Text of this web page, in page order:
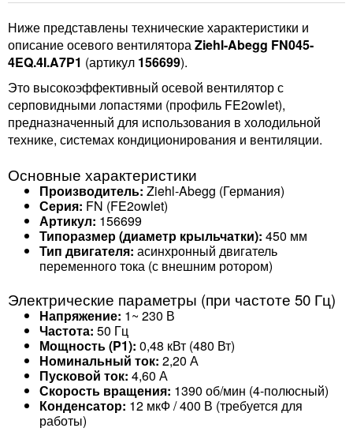
Ниже представлены технические характеристики и
описание осевого вентилятораZiehl-Abegg FN045-
4EQ.4I.A7P1 (артикул 156699).
Это высокоэффективный осевой вентилятор с
серповидными лопастями (профиль FE2owlet),
предназначенный для использования в холодильной
технике, системах кондиционирования и вентиляции.
Основные характеристики
Производитель: Ziehl-Abegg (Германия)
Серия: FN (FE2owlet)
Артикул: 156699
Типоразмер (диаметр крыльчатки): 450 мм
Тип двигателя: асинхронный двигатель
переменного тока (с внешним ротором)
Электрические параметры (при частоте 50 Гц)
Напряжение: 1~ 230 В
Частота: 50 Гц
Мощность (P1): 0,48 кВт (480 Вт)
Номинальный ток: 2,20 А
Пусковой ток: 4,60 А
Скорость вращения: 1390 об/мин (4-полюсный)
Конденсатор: 12 мкФ / 400 В (требуется для
работы)